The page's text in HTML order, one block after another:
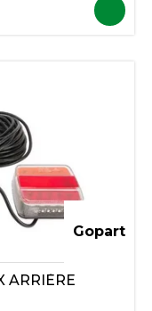
ARRIÈRE
Gopart